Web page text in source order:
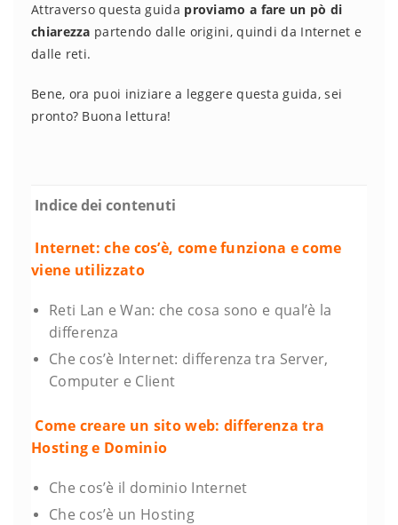
Attraverso questa guida proviamo a fare un pò di
chiarezza partendo dalle origini, quindi da Internet e
dalle reti.
Bene, ora puoi iniziare a leggere questa guida, sei
pronto? Buona lettura!
Indice dei contenuti
Internet: che cos’è, come funziona e come
viene utilizzato
Reti Lan e Wan: che cosa sono e qual’è la
differenza
Che cos’è Internet: differenza tra Server,
Computer e Client
Come creare un sito web: differenza tra
Hosting e Dominio
Che cos’è il dominio Internet
Che cos’è un Hosting